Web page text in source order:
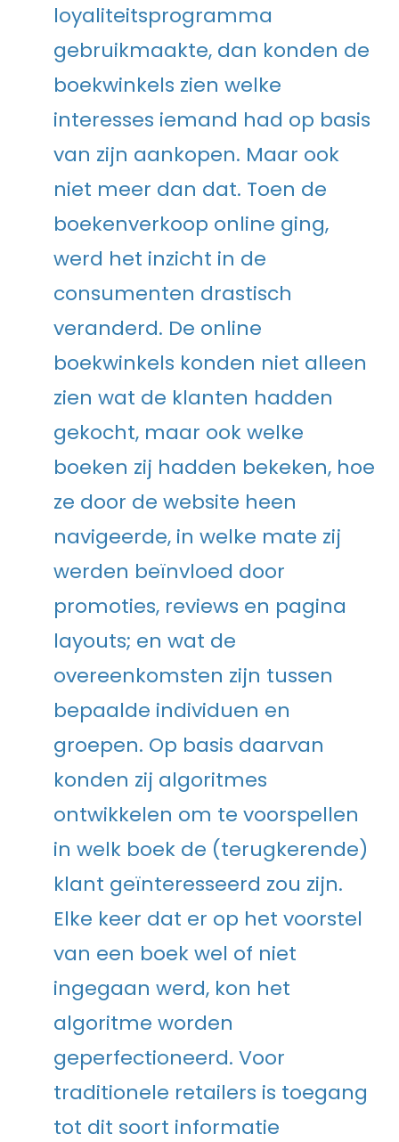
loyaliteitsprogramma
gebruikmaakte, dan konden de
boekwinkels zien welke
interesses iemand had op basis
van zijn aankopen. Maar ook
niet meer dan dat. Toen de
boekenverkoop online ging,
werd het inzicht in de
consumenten drastisch
veranderd. De online
boekwinkels konden niet alleen
zien wat de klanten hadden
gekocht, maar ook welke
boeken zij hadden bekeken, hoe
ze door de website heen
navigeerde, in welke mate zij
werden beïnvloed door
promoties, reviews en pagina
layouts; en wat de
overeenkomsten zijn tussen
bepaalde individuen en
groepen. Op basis daarvan
konden zij algoritmes
ontwikkelen om te voorspellen
in welk boek de (terugkerende)
klant geïnteresseerd zou zijn.
Elke keer dat er op het voorstel
van een boek wel of niet
ingegaan werd, kon het
algoritme worden
geperfectioneerd. Voor
traditionele retailers is toegang
tot dit soort informatie